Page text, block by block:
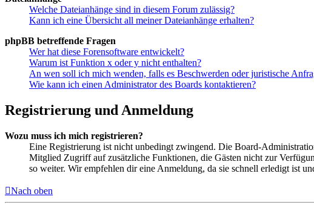
Welche Dateianhänge sind in diesem Forum zulässig?
Kann ich eine Übersicht all meiner Dateianhänge erhalten?
phpBB betreffende Fragen
Wer hat diese Forensoftware entwickelt?
Warum ist Funktion x oder y nicht enthalten?
An wen soll ich mich wenden, falls es Beschwerden oder juristische
Wie kann ich einen Administrator des Boards kontaktieren?
Registrierung und Anmeldung
Wozu muss ich mich registrieren?
Eine Registrierung ist nicht unbedingt zwingend. Die Board-
Mitglied Zugriff auf zusätzliche Funktionen, die Gästen nicht zur
so weiter. Wir empfehlen dir eine Anmeldung, da sie schnell erledigt ist
Nach oben